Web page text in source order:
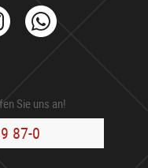
Instagram
Sie uns an!
87-0